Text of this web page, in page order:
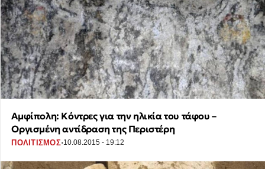
Αμφίπολη: Κόντρες για την ηλικία του τάφου –
Οργισμένη αντίδραση της Περιστέρη
ΠΟΛΙΤΙΣΜΟΣ·10.08.2015 - 19:12